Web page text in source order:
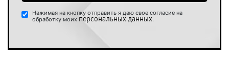
Нажимая на кнопку отправить я даю свое согласие на
обработку моих персональных данных.